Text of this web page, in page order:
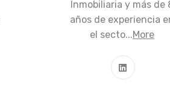
Inmobiliaria y más de
años de experiencia
el secto...More